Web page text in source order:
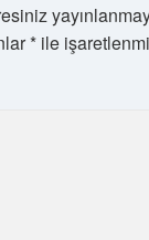
*ile